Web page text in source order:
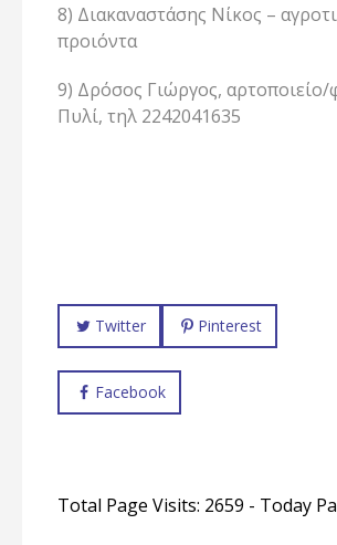
8) Διακαναστάσης Νίκος –
προιόντα
9) Δρόσος Γιώργος,
Πυλί, τηλ 2242041635
Twitter Pinterest
Facebook
Total Page Visits: 2659 - Today